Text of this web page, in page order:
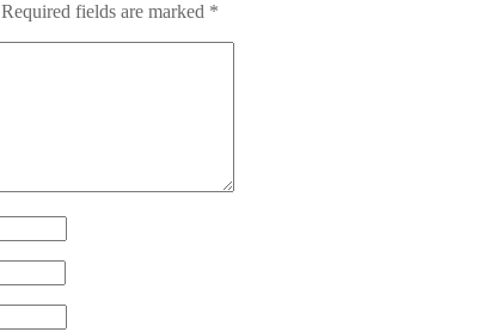
Required fields are marked *